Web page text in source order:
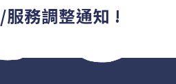
服務調整通知 !